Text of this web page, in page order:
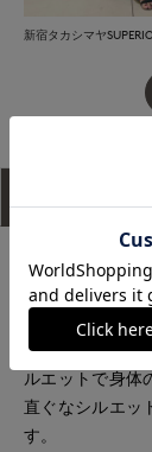
新宿タカシマヤ
■デザイン
シンプルであり
いつものTシャ
で、こなれ感
ルエットで身体
直ぐなシルエッ
す。